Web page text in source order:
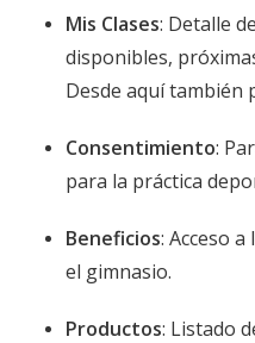
Mis Clases: Detalle
disponibles,
Desde aquí también
Consentimiento:
para la práctica
Beneficios: Acceso
el gimnasio.
Productos: Listado